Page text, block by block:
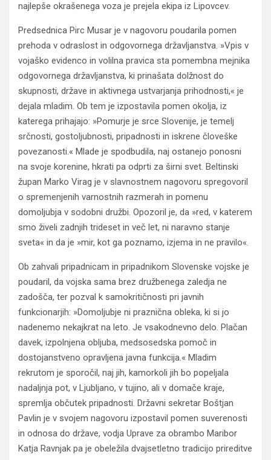
najlepše okrašenega voza je prejela ekipa iz Lipovcev.
Predsednica Pirc Musar je v nagovoru poudarila pomen
prehoda v odraslost in odgovornega državljanstva. »Vpis v
vojaško evidenco in volilna pravica sta pomembna mejnika
odgovornega državljanstva, ki prinašata dolžnost do
skupnosti, države in aktivnega ustvarjanja prihodnosti,« je
dejala mladim. Ob tem je izpostavila pomen okolja, iz
katerega prihajajo: »Pomurje je srce Slovenije, je temelj
srčnosti, gostoljubnosti, pripadnosti in iskrene človeške
povezanosti.« Mlade je spodbudila, naj ostanejo ponosni
na svoje korenine, hkrati pa odprti za širni svet. Beltinski
župan Marko Virag je v slavnostnem nagovoru spregovoril
o spremenjenih varnostnih razmerah in pomenu
domoljubja v sodobni družbi. Opozoril je, da »red, v katerem
smo živeli zadnjih trideset in več let, ni naravno stanje
sveta« in da je »mir, kot ga poznamo, izjema in ne pravilo«.
Ob zahvali pripadnicam in pripadnikom Slovenske vojske je
poudaril, da vojska sama brez družbenega zaledja ne
zadošča, ter pozval k samokritičnosti pri javnih
funkcionarjih: »Domoljubje ni praznična obleka, ki si jo
nadenemo nekajkrat na leto. Je vsakodnevno delo. Plačan
davek, izpolnjena obljuba, medsosedska pomoč in
dostojanstveno opravljena javna funkcija.« Mladim
rekrutom je sporočil, naj jih, kamorkoli jih bo popeljala
nadaljnja pot, v Ljubljano, v tujino, ali v domače kraje,
spremlja občutek pripadnosti. Državni sekretar Boštjan
Pavlin je v svojem nagovoru izpostavil pomen suverenosti
in odnosa do države, vodja Uprave za obrambo Maribor
Katja Ravnjak pa je obeležila dvajsetletno tradicijo prireditve